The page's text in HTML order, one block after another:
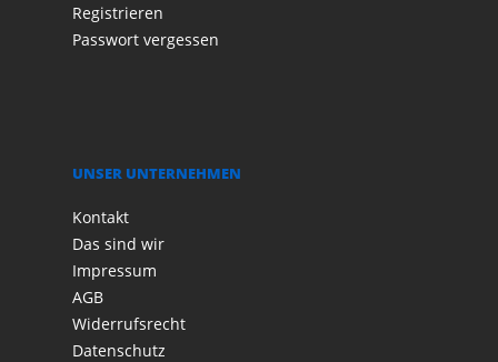
Registrieren
Passwort vergessen
UNSER UNTERNEHMEN
Kontakt
Das sind wir
Impressum
AGB
Widerrufsrecht
Datenschutz